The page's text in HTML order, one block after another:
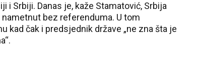
i Srbiji. Danas je, kaže Stamatović, Srbija
nametnut bez referenduma. U tom
kad čak i predsjednik države „ne zna šta je